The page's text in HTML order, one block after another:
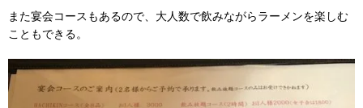
また宴会コースもあるので、大人数で飲みながらラーメンを楽しむ
こともできる。